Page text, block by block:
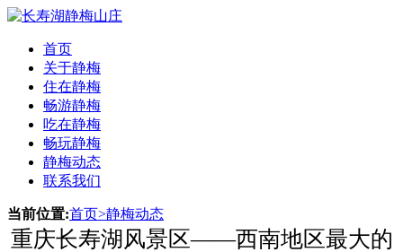
首页
关于静梅
住在静梅
畅游静梅
吃在静梅
畅玩静梅
静梅动态
联系我们
当前位置:首页>静梅动态
重庆长寿湖风景区——西南地区最大的